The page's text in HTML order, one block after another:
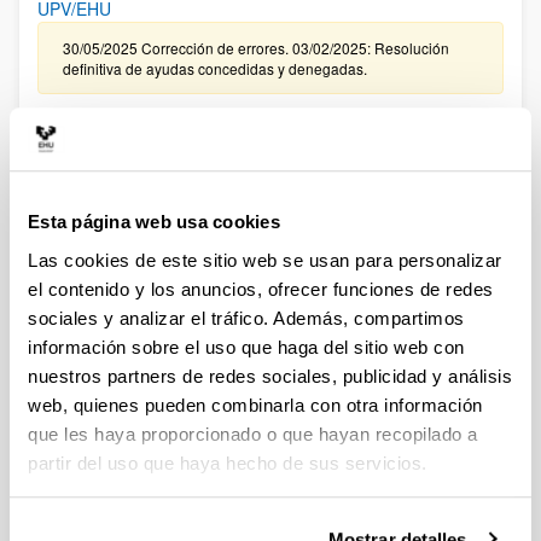
Esta página web usa cookies
Las cookies de este sitio web se usan para personalizar
el contenido y los anuncios, ofrecer funciones de redes
sociales y analizar el tráfico. Además, compartimos
información sobre el uso que haga del sitio web con
nuestros partners de redes sociales, publicidad y análisis
web, quienes pueden combinarla con otra información
que les haya proporcionado o que hayan recopilado a
partir del uso que haya hecho de sus servicios.
UPV/EHU
30/05/2025 Corrección de errores. 03/02/2025: Resolución
definitiva de ayudas concedidas y denegadas.
CONVOCATORIA, DE TRAMITACIÓN ANTICIPADA, DE
CONTRATACIÓN PARA LA FORMACIÓN DE PERSONAL
INVESTIGADOR EN LA UPV/EHU ASOCIADO A LA
DE CONOCIMIENTO ” DEL MINISTERIO DE CIENCIA,
INNOVACIÓN Y UNIVERSIDADES (FPI 2025)
09/01/2026. Resolución definitiva de ayudas concedidas y
denegadas.
CONVOCATORIA EXTRAORDINARIA DE CONTRATACIÓN
PARA LA FORMACIÓN DE PERSONAL INVESTIGADOR
ASOCIADO A LAS AYUDAS CONCEDIDAS EN LA
CONVOCATORIA DE “PROYECTOS DE GENERACIÓN DE
CONOCIMIENTO” DEL MINISTERIO DE CIENCIA E
INNOVACIÓN 2024 EN LA UPV/EHU